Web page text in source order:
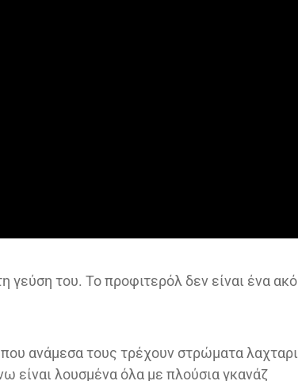
γεύση του. Το προφιτερόλ δεν είναι ένα
ανάμεσα τους τρέχουν στρώματα
είναι λουσμένα όλα με πλούσια γκανάζ